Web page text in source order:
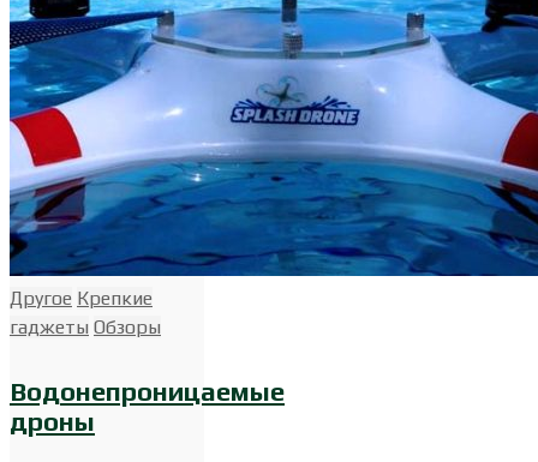
Другое Крепкие
гаджеты Обзоры
Водонепроницаемые
дроны